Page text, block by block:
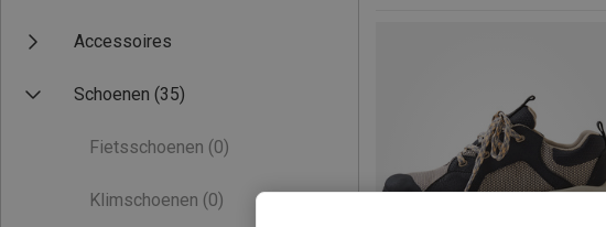
Accessoires
Schoenen (35)
Fietsschoenen (0)
Klimschoenen (0)